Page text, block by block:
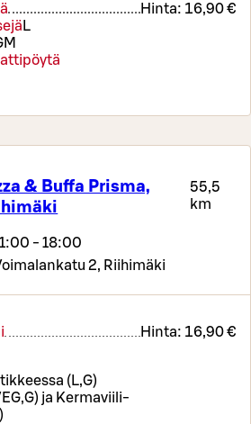
Hinta: 16,90 €
L
M
& Buffa Prisma,
55,5
km
- 18:00
2, Riihimäki
Hinta: 16,90 €
(L,G)
ja Kermaviili-